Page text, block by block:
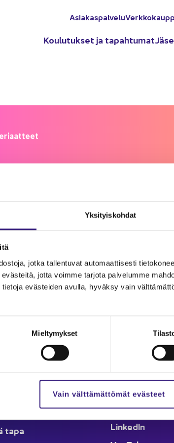
Yk­si­tyis­koh­dat
jotka tal­len­tu­vat au­to­maat­ti­ses­ti
jotta voim­me tar­jo­ta pal­ve­lum­me
eväs­tei­den avul­la, hy­väk­sy vain
Mieltymykset
Vain välttämättömät evästeet
Asia­kas­pal­ve­lu
Kou­lu­tuk­set ja ta­pah­tu­mat
on apua.
ja ta­pah­tu­mat
tapa
Kes­kus­te­lu
Seu­raa meitä
Face­book
Lin­ke­dIn